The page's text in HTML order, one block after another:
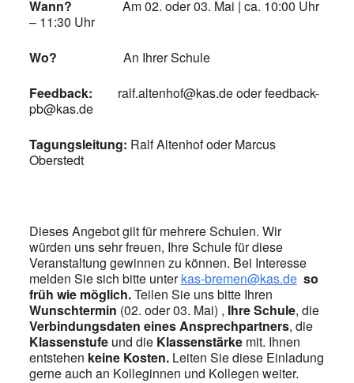
Wann? Am 02. oder 03. Mai | ca. 10:00 Uhr
– 11:30 Uhr
Wo? An Ihrer Schule
Feedback: ralf.altenhof@kas.de oder feedback-
pb@kas.de
Tagungsleitung: Ralf Altenhof oder Marcus
Oberstedt
Dieses Angebot gilt für mehrere Schulen. Wir
würden uns sehr freuen, Ihre Schule für diese
Veranstaltung gewinnen zu können. Bei Interesse
melden Sie sich bitte unterkas-bremen@kas.de so
früh wie möglich.Teilen Sie uns bitte Ihren
Wunschtermin (02. oder 03. Mai) , Ihre Schule, die
Verbindungsdaten eines Ansprechpartners, die
Klassenstufeund die Klassenstärkemit. Ihnen
entstehen keine Kosten. Leiten Sie diese Einladung
gerne auch an Kolleginnen und Kollegen weiter.